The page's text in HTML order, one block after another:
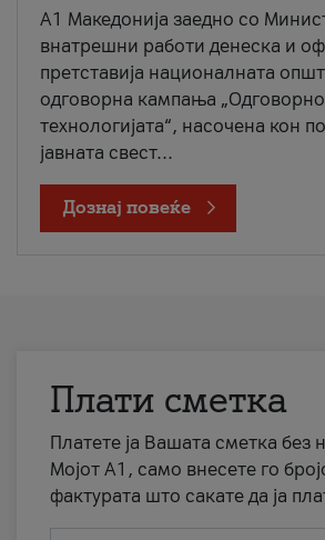
A1 Македонија заедно со
внатрешни работи денеска и
претставија националната
одговорна кампања
технологијата“, насочена кон
јавната свест...
Дознај повеќе
Плати сметка
Платете ја Вашата сметка без
Мојот А1, само внесете го
фактурата што сакате да ја